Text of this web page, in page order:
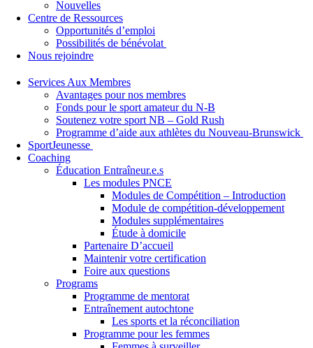
Nouvelles
Centre de Ressources
Opportunités d’emploi
Possibilités de bénévolat
Nous rejoindre
Services Aux Membres
Avantages pour nos membres
Fonds pour le sport amateur du N-B
Soutenez votre sport NB – Gold Rush
Programme d’aide aux athlètes du Nouveau-Brunswick
SportJeunesse
Coaching
Éducation Entraîneur.e.s
Les modules PNCE
Modules de Compétition – Introduction
Module de compétition-développement
Modules supplémentaires
Étude à domicile
Partenaire D’accueil
Maintenir votre certification
Foire aux questions
Programs
Programme de mentorat
Entraînement autochtone
Les sports et la réconciliation
Programme pour les femmes